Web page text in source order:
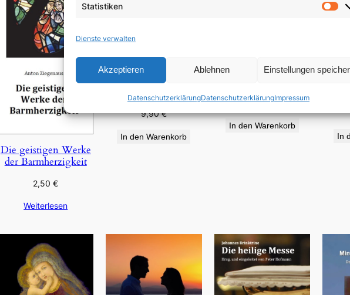
Statistiken
Dienste verwalten
Akzeptieren Ablehnen Einstellungen
DatenschutzerklärungDatenschutzerklärungImpressum
Die geistigen Werke
der Barmherzigkeit
2,50€
Weiterlesen
Von der Anwesenheit
9,90€
In den Warenkorb
4,50€
In den Warenkorb
In